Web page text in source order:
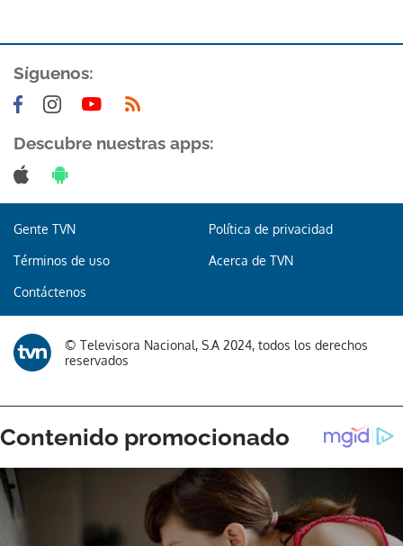
Gracias por suscribirte a nuestro boletín.
Síguenos:
Descubre nuestras apps:
Gente TVN Política de privacidad
Términos de uso Acerca de TVN
Contáctenos
© Televisora Nacional, S.A 2024, todos los derechos
reservados